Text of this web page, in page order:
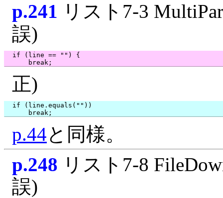
p.241 リスト7-3
誤)
  if (line == "") {
正)
  if (line.equals(""))
p.44と同様。
p.248 リスト7-8
誤)